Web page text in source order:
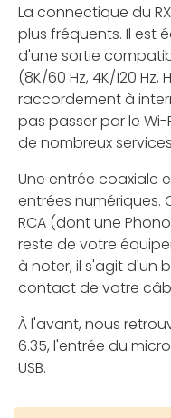
La connectique du
plus fréquents. Il est
d'une sortie
(8K/60 Hz, 4K/120 Hz,
raccordement à
pas passer par le
de nombreux
Une entrée coaxiale
entrées numériques.
RCA (dont une
reste de votre
à noter, il s'agit d'un
contact de votre
À l'avant, nous
6.35, l'entrée du
USB.